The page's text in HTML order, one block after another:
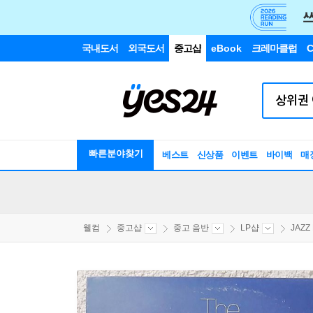
국내도서 외국도서 중고샵 eBook 크레마클럽
빠른분야찾기 베스트 신상품 이벤트 바이백 매
웰컴 중고샵 중고 음반 LP샵 JAZZ